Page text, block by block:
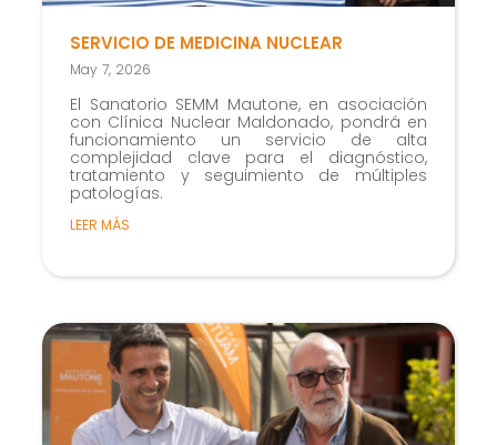
SERVICIO DE MEDICINA NUCLEAR
May 7, 2026
El Sanatorio SEMM Mautone, en asociación
con Clínica Nuclear Maldonado, pondrá en
funcionamiento un servicio de alta
complejidad clave para el diagnóstico,
tratamiento y seguimiento de múltiples
patologías.
LEER MÁS